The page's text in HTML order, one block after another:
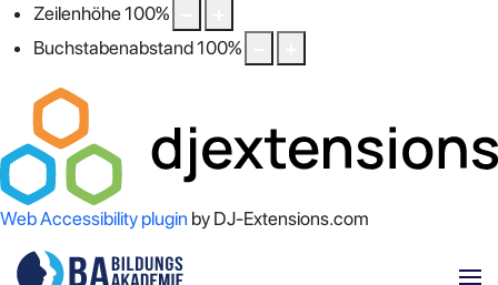
Zeilenhöhe100%
Buchstabenabstand100%
Web Accessibility plugin by DJ-Extensions.com